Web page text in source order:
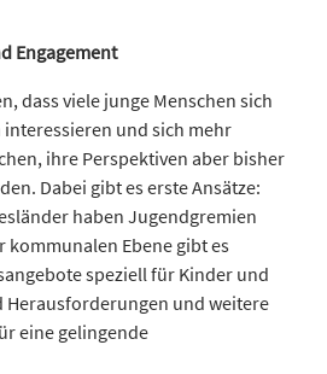
Engagement
dass viele junge Menschen sich
und sich mehr
ihre Perspektiven aber bisher
Dabei gibt es erste Ansätze:
haben Jugendgremien
Ebene gibt es
speziell für Kinder und
Herausforderungen und weitere
eine gelingende